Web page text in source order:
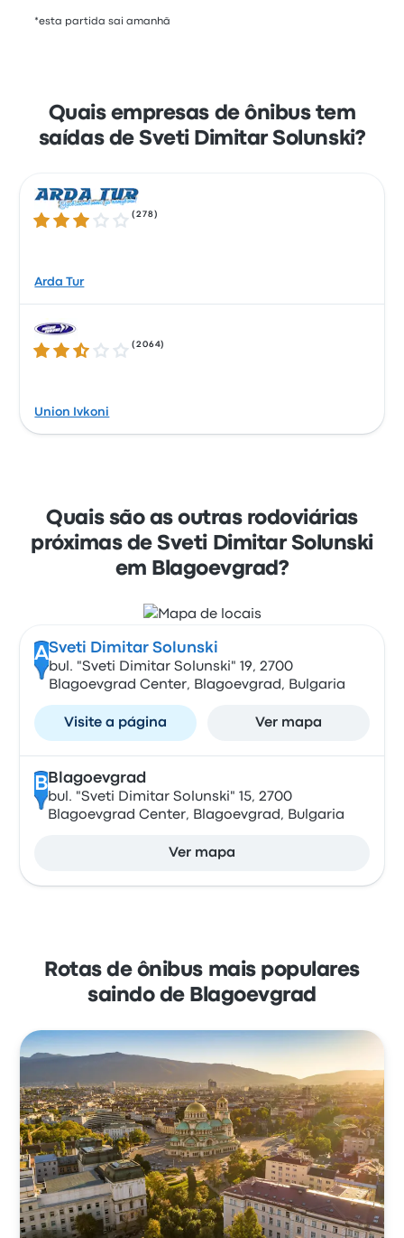
*esta partida sai amanhã
Quais empresas de ônibus tem
saídas de Sveti Dimitar Solunski?
3.2 de 5 estrelas
(278 )
Arda Tur
2.7 de 5 estrelas
(2064)
Union Ivkoni
Quais são as outras rodoviárias
próximas de Sveti Dimitar Solunski
em Blagoevgrad?
ASveti Dimitar Solunski
bul. "Sveti Dimitar Solunski" 19, 2700
Blagoevgrad Center, Blagoevgrad, Bulgaria
Visite a página Ver mapa
B Blagoevgrad
bul. "Sveti Dimitar Solunski" 15, 2700
Blagoevgrad Center, Blagoevgrad, Bulgaria
Ver mapa
Rotas de ônibus mais populares
saindo de Blagoevgrad